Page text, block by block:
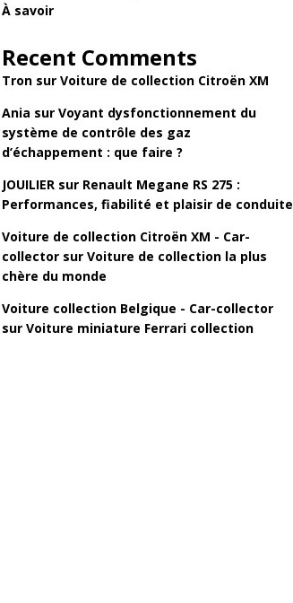
À savoir
Recent Comments
Tronsur Voiture de collection Citroën XM
Ania sur Voyant dysfonctionnement du
système de contrôle des gaz
d’échappement : que faire ?
JOUILIERsur Renault Megane RS 275 :
Performances, fiabilité et plaisir de conduite
Voiture de collection Citroën XM - Car-
collectorsur Voiture de collection la plus
chère du monde
Voiture collection Belgique - Car-collector
sur Voiture miniature Ferrari collection